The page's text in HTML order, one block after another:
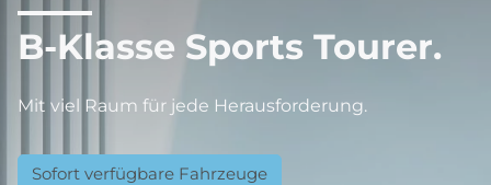
B-Klasse Sports Tourer.
Mit viel Raum für jede Herausforderung.
Sofort verfügbare Fahrzeuge